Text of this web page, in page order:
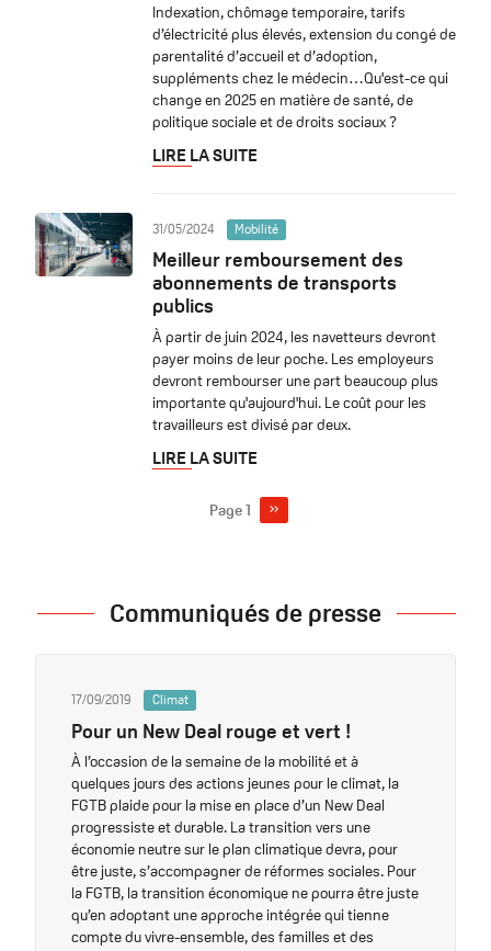
Indexation, chômage temporaire, tarifs
d’électricité plus élevés, extension du congé de
parentalité d’accueil et d’adoption,
suppléments chez le médecin…Qu'est-ce qui
change en 2025 en matière de santé, de
politique sociale et de droits sociaux ?
LIRE LA SUITE
31/05/2024 Mobilité
Meilleur remboursement des
abonnements de transports
publics
À partir de juin 2024, les navetteurs devront
payer moins de leur poche. Les employeurs
devront rembourser une part beaucoup plus
importante qu'aujourd'hui. Le coût pour les
travailleurs est divisé par deux.
LIRE LA SUITE
Page 1 Page
suivante
››
Communiqués de presse
17/09/2019 Climat
Pour un New Deal rouge et vert !
À l’occasion de la semaine de la mobilité et à
quelques jours des actions jeunes pour le climat, la
FGTB plaide pour la mise en place d’un New Deal
progressiste et durable. La transition vers une
économie neutre sur le plan climatique devra, pour
être juste, s’accompagner de réformes sociales. Pour
la FGTB, la transition économique ne pourra être juste
qu’en adoptant une approche intégrée qui tienne
compte du vivre-ensemble, des familles et des